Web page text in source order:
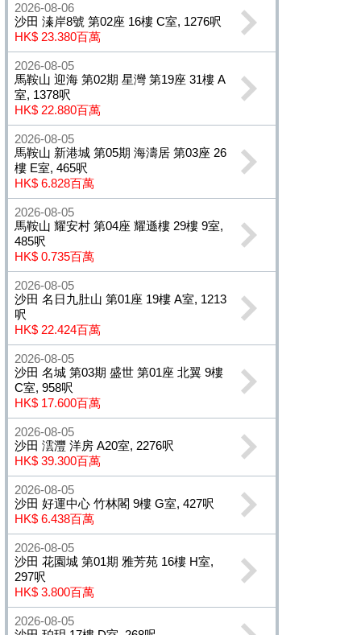
2026-08-06
沙田 溱岸8號 第02座 16樓 C室, 1276呎
HK$ 23.380百萬
2026-08-05
馬鞍山 迎海 第02期 星灣 第19座 31樓 A
室, 1378呎
HK$ 22.880百萬
2026-08-05
馬鞍山 新港城 第05期 海濤居 第03座 26
樓 E室, 465呎
HK$ 6.828百萬
2026-08-05
馬鞍山 耀安村 第04座 耀遜樓 29樓 9室,
485呎
HK$ 0.735百萬
2026-08-05
沙田 名日九肚山 第01座 19樓 A室, 1213
呎
HK$ 22.424百萬
2026-08-05
沙田 名城 第03期 盛世 第01座 北翼 9樓
C室, 958呎
HK$ 17.600百萬
2026-08-05
沙田 澐灃 洋房 A20室, 2276呎
HK$ 39.300百萬
2026-08-05
沙田 好運中心 竹林閣 9樓 G室, 427呎
HK$ 6.438百萬
2026-08-05
沙田 花園城 第01期 雅芳苑 16樓 H室,
297呎
HK$ 3.800百萬
2026-08-05